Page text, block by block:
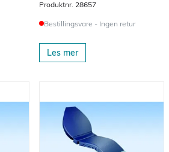
Produktnr. 28657
Bestillingsvare - Ingen retur
Les mer